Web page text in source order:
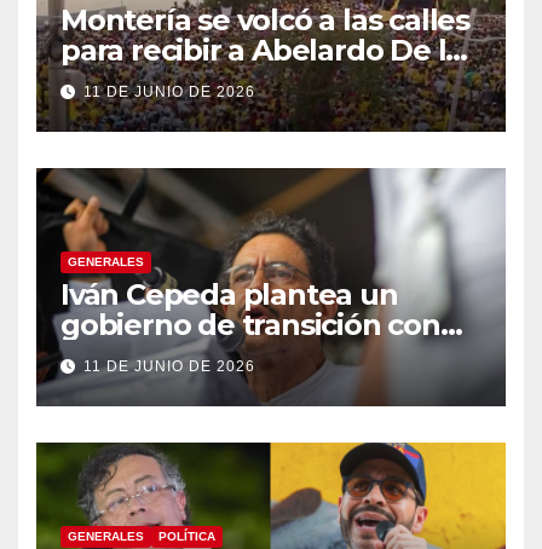
Montería se volcó a las calles
para recibir a Abelardo De la
Espriella
11 DE JUNIO DE 2026
GENERALES
Iván Cepeda plantea un
gobierno de transición con
énfasis en el empalme
institucional y una eventual
constituyente
11 DE JUNIO DE 2026
GENERALES POLÍTICA